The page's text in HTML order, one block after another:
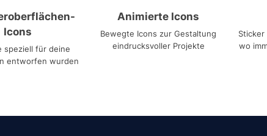
Icons
speziell für deine
entworfen wurden
Animierte Icons
Bewegte Icons zur Gestaltung
eindrucksvoller Projekte
wo